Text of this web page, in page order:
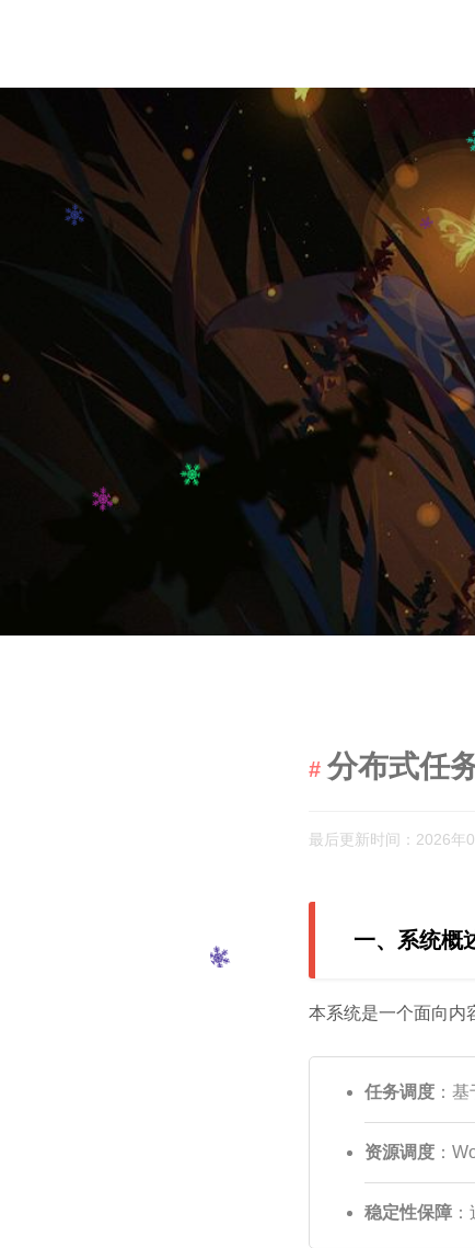
分布式任
最后更新时间：2026年
一、系统概
本系统是一个面向内
任务调度 ：
资源调度 ：
稳定性保障